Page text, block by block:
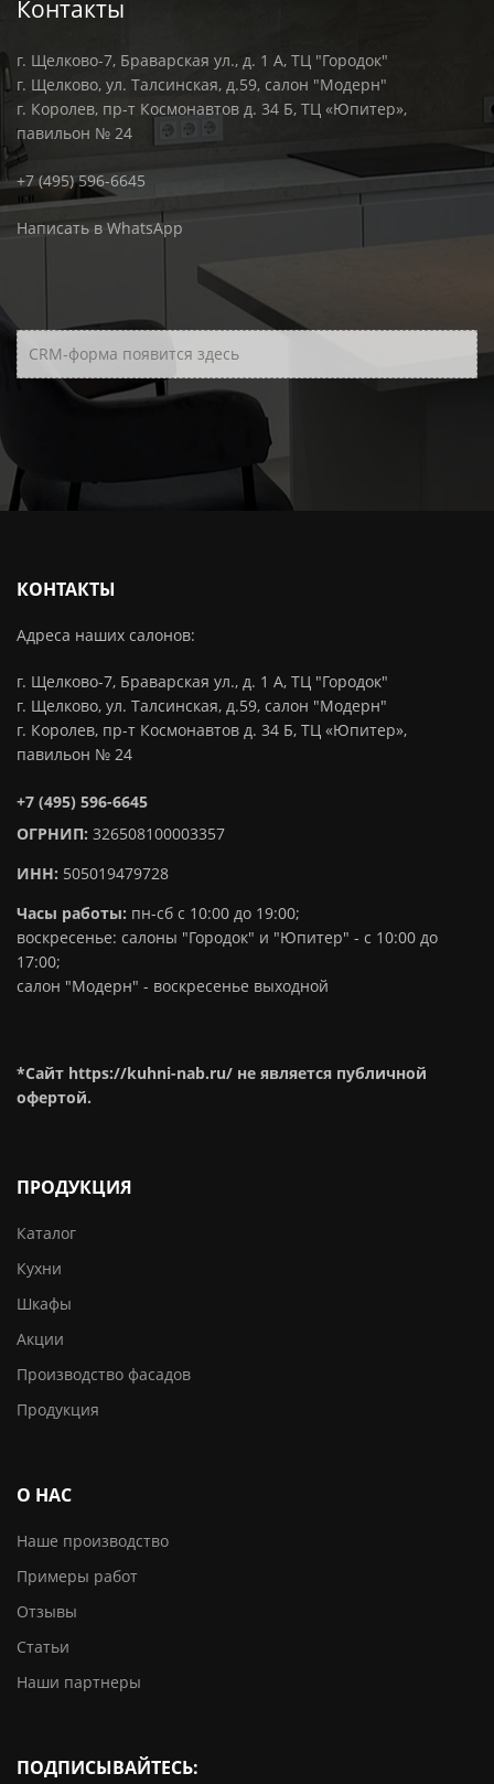
Контакты
г. Щелково-7, Браварская ул., д. 1 А, ТЦ "Городок"
г. Щелково, ул. Талсинская, д.59, салон "Модерн"
г. Королев, пр-т Космонавтов д. 34 Б, ТЦ «Юпитер»,
павильон № 24
+7 (495) 596-6645
Написать в WhatsApp
CRM-форма появится здесь
КОНТАКТЫ
Адреса наших салонов:
г. Щелково-7, Браварская ул., д. 1 А, ТЦ "Городок"
г. Щелково, ул. Талсинская, д.59, салон "Модерн"
г. Королев, пр-т Космонавтов д. 34 Б, ТЦ «Юпитер»,
павильон № 24
+7 (495) 596-6645
ОГРНИП: 326508100003357
ИНН: 505019479728
Часы работы: пн-сб с 10:00 до 19:00;
воскресенье: салоны "Городок" и "Юпитер" - с 10:00 до
17:00;
салон "Модерн" - воскресенье выходной
*Сайт https://kuhni-nab.ru/ не является публичной
офертой.
ПРОДУКЦИЯ
Каталог
Кухни
Шкафы
Акции
Производство фасадов
Продукция
О НАС
Наше производство
Примеры работ
Отзывы
Статьи
Наши партнеры
ПОДПИСЫВАЙТЕСЬ: